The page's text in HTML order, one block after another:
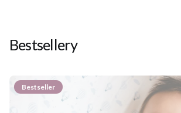
Bestsellery
Bestseller